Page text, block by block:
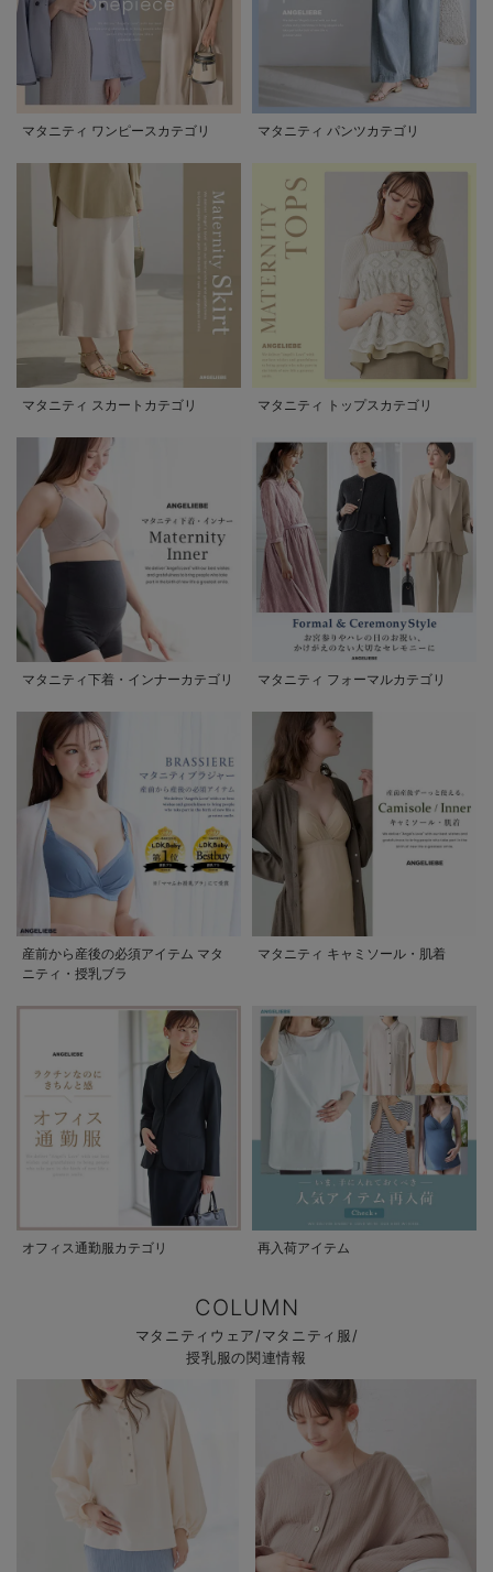
マタニティ ワンピースカテゴリ マタニティ パンツカテゴリ
マタニティ スカートカテゴリ マタニティ トップスカテゴリ
マタニティ下着・インナーカテゴリ マタニティ フォーマルカテゴリ
産前から産後の必須アイテム マタ
ニティ・授乳ブラ
マタニティ キャミソール・肌着
オフィス通勤服カテゴリ 再入荷アイテム
COLUMN
マタニティウェア/マタニティ服/
授乳服の関連情報